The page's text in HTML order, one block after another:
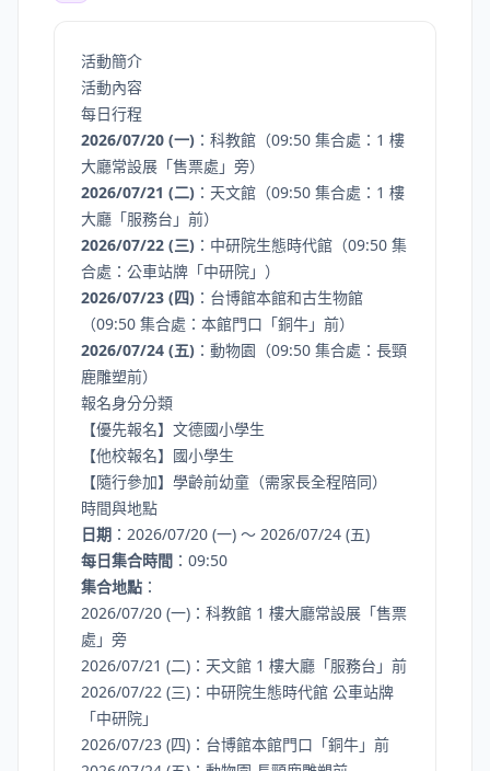
活動簡介
活動內容
每日行程
2026/07/20 (一) ：科教館（09:50 集合處：1 樓
大廳常設展「售票處」旁）
2026/07/21 (二) ：天文館（09:50 集合處：1 樓
大廳「服務台」前）
2026/07/22 (三) ：中研院生態時代館（09:50 集
合處：公車站牌「中研院」）
2026/07/23 (四) ：台博館本館和古生物館
（09:50 集合處：本館門口「銅牛」前）
2026/07/24 (五) ：動物園（09:50 集合處：長頸
鹿雕塑前）
報名身分分類
【優先報名】文德國小學生
【他校報名】國小學生
【隨行參加】學齡前幼童（需家長全程陪同）
時間與地點
日期 ：2026/07/20 (一) ～ 2026/07/24 (五)
每日集合時間 ：09:50
集合地點 ：
2026/07/20 (一)：科教館 1 樓大廳常設展「售票
處」旁
2026/07/21 (二)：天文館 1 樓大廳「服務台」前
2026/07/22 (三)：中研院生態時代館 公車站牌
「中研院」
2026/07/23 (四)：台博館本館門口「銅牛」前